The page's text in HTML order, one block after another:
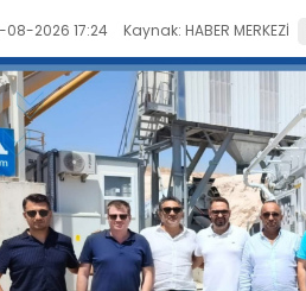
08-2026 17:24 Kaynak: HABER MERKEZİ